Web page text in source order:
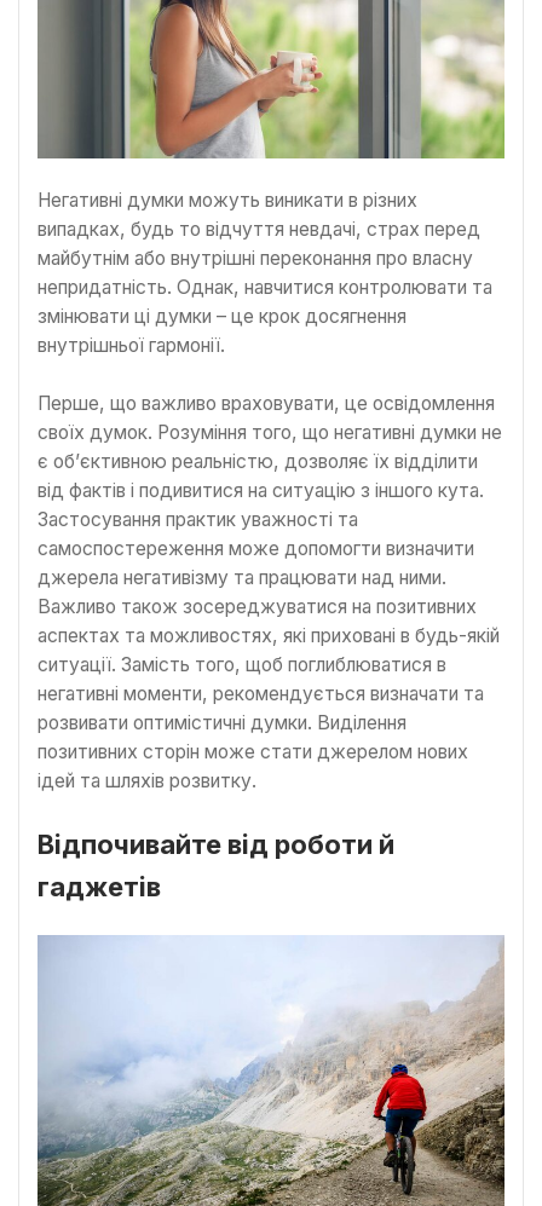
Негативні думки можуть виникати в різних
випадках, будь то відчуття невдачі, страх перед
майбутнім або внутрішні переконання про власну
непридатність. Однак, навчитися контролювати та
змінювати ці думки – це крок досягнення
внутрішньої гармонії.
Перше, що важливо враховувати, це освідомлення
своїх думок. Розуміння того, що негативні думки не
є об’єктивною реальністю, дозволяє їх відділити
від фактів і подивитися на ситуацію з іншого кута.
Застосування практик уважності та
самоспостереження може допомогти визначити
джерела негативізму та працювати над ними.
Важливо також зосереджуватися на позитивних
аспектах та можливостях, які приховані в будь-якій
ситуації. Замість того, щоб поглиблюватися в
негативні моменти, рекомендується визначати та
розвивати оптимістичні думки. Виділення
позитивних сторін може стати джерелом нових
ідей та шляхів розвитку.
Відпочивайте від роботи й
гаджетів